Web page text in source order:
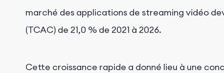
marché des applications de streaming vidéo
(TCAC) de 21,0 % de 2021 à 2026.
Cette croissance rapide a donné lieu à une